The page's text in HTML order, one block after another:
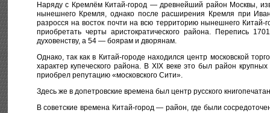
Наряду с Кремлём Китай-город — древнейший район Москвы,
нынешнего Кремля, однако после расширения Кремля при
разросся на восток почти на всю территорию нынешнего
приобретать черты аристократического района. Перепись
духовенству, а 54 — боярам и дворянам.
Однако, так как в Китай-городе находился центр московской
характер купеческого района. В XIX веке это был район
приобрел репутацию «московского Сити».
Здесь же в допетровские времена был центр русского
В советские времена Китай-город — район, где были